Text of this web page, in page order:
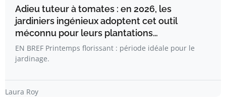
Adieu tuteur à tomates : en 2026, les
jardiniers ingénieux adoptent cet outil
méconnu pour leurs plantations…
EN BREF Printemps florissant : période idéale pour le
jardinage.
Laura Roy